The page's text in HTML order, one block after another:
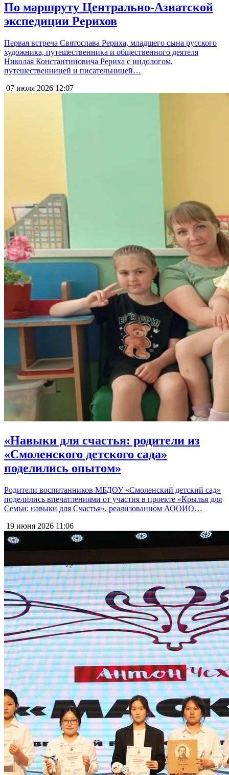
По маршруту Центрально-Азиатской
экспедиции Рерихов
Первая встреча Святослава Рериха, младшего сына русского
художника, путешественника и общественного деятеля
Николая Константиновича Рериха с индологом,
путешественницей и писательницей…
07 июля 2026 12:07
«Навыки для счастья: родители из
«Смоленского детского сада»
поделились опытом»
Родители воспитанников МБДОУ «Смоленский детский сад»
поделились впечатлениями от участия в проекте «Крылья для
Семьи: навыки для Счастья», реализованном АООИО…
19 июня 2026 11:06